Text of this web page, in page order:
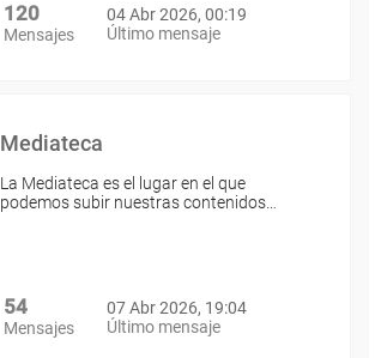
120
Mensajes
04 Abr 2026, 00:19
Último mensaje
Mediateca
La Mediateca es el lugar en el que
podemos subir nuestras contenidos…
54
Mensajes
07 Abr 2026, 19:04
Último mensaje